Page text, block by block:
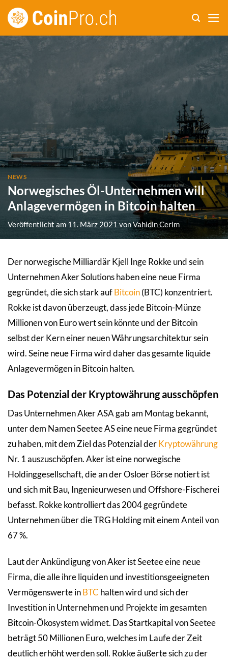
Zum
Inhalt
NEWS
Norwegisches Öl-Unternehmen will
Anlagevermögen in Bitcoin halten
Veröffentlicht am 11. März 2021 vonVahidin Cerim
Der norwegische Milliardär Kjell Inge Rokke und sein
Unternehmen Aker Solutions haben eine neue Firma
gegründet, die sich stark aufBitcoin(BTC) konzentriert.
Rokke ist davon überzeugt, dass jede Bitcoin-Münze
Millionen von Euro wert sein könnte und der Bitcoin
selbst der Kern einer neuen Währungsarchitektur sein
wird. Seine neue Firma wird daher das gesamte liquide
Anlagevermögen in Bitcoin halten.
Das Potenzial der Kryptowährung ausschöpfen
Das Unternehmen Aker ASA gab am Montag bekannt,
unter dem Namen Seetee AS eine neue Firma gegründet
zu haben, mit dem Ziel das Potenzial derKryptowährung
Nr. 1 auszuschöpfen. Aker ist eine norwegische
Holdinggesellschaft, die an der Osloer Börse notiert ist
und sich mit Bau, Ingenieurwesen und Offshore-Fischerei
befasst. Rokke kontrolliert das 2004 gegründete
Unternehmen über die TRG Holding mit einem Anteil von
67 %.
Laut der Ankündigung von Aker ist Seetee eine neue
Firma, die alle ihre liquiden und investitionsgeeigneten
Vermögenswerte inBTC halten wird und sich der
Investition in Unternehmen und Projekte im gesamten
Bitcoin-Ökosystem widmet. Das Startkapital von Seetee
beträgt 50 Millionen Euro, welches im Laufe der Zeit
deutlich erhöht werden soll. Rokke äußerte sich zu der